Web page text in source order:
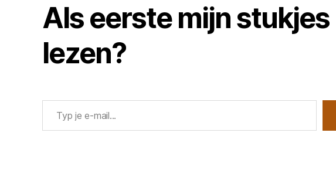
Als eerste mijn stukjes
lezen?
Typ je e-mail...